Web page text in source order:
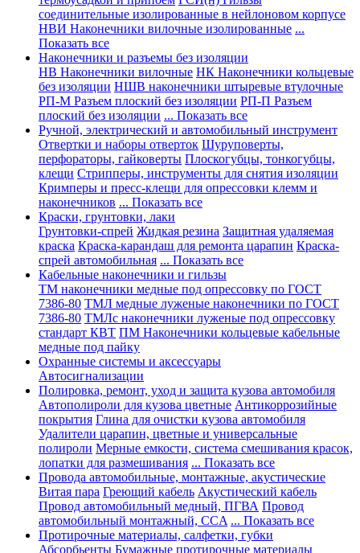
соединительные изолированные в нейлоновом корпусе
НВИ Наконечники вилочные изолированные ...
Показать все
Наконечники и разъемы без изоляции
НВ Наконечники вилочные НК Наконечники кольцевые
без изоляции НШВ наконечники штыревые втулочные
РП-М Разъем плоский без изоляции РП-П Разъем
плоский без изоляции ... Показать все
Ручной, электрический и автомобильный инструмент
Отвертки и наборы отверток Шуруповерты,
перфораторы, гайковерты Плоскогубцы, тонкогубцы,
клещи Стрипперы, инструменты для снятия изоляции
Кримперы и пресс-клещи для опрессовки клемм и
наконечников ... Показать все
Краски, грунтовки, лаки
Грунтовки-спрей Жидкая резина Защитная удаляемая
краска Краска-карандаш для ремонта царапин Краска-
спрей автомобильная ... Показать все
Кабельные наконечники и гильзы
ТМ наконечники медные под опрессовку по ГОСТ
7386-80 ТМЛ медные луженые наконечники по ГОСТ
7386-80 ТМЛс наконечники луженые под опрессовку
стандарт КВТ ПМ Наконечники кольцевые кабельные
медные под пайку
Охранные системы и аксессуары
Автосигнализации
Полировка, ремонт, уход и защита кузова автомобиля
Автополироли для кузова цветные Антикоррозийные
покрытия Глина для очистки кузова автомобиля
Удалители царапин, цветные и универсальные
полироли Мерные емкости, система смешивания красок,
лопатки для размешивания ... Показать все
Провода автомобильные, монтажные, акустические
Витая пара Греющий кабель Акустический кабель
Провод автомобильный медный, ПГВА Провод
автомобильный монтажный, CCA ... Показать все
Протирочные материалы, салфетки, губки
Абсорбьенты Бумажные протирочные материалы